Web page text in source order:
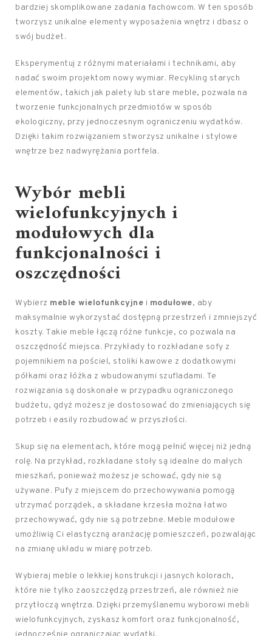
bardziej skomplikowane zadania fachowcom. W ten sposób
tworzysz unikalne elementy wyposażenia wnętrz i dbasz o
swój budżet.
Eksperymentuj z różnymi materiałami i technikami, aby
nadać swoim projektom nowy wymiar. Recykling starych
elementów, takich jak palety lub stare meble, pozwala na
tworzenie funkcjonalnych przedmiotów w sposób
ekologiczny, przy jednoczesnym ograniczeniu wydatków.
Dzięki takim rozwiązaniem stworzysz unikalne i stylowe
wnętrze bez nadwyrężania portfela.
Wybór mebli
wielofunkcyjnych i
modułowych dla
funkcjonalności i
oszczędności
Wybierz meble wielofunkcyjne i modułowe, aby
maksymalnie wykorzystać dostępną przestrzeń i zmniejszyć
koszty. Takie meble łączą różne funkcje, co pozwala na
oszczędność miejsca. Przykłady to rozkładane sofy z
pojemnikiem na pościel, stoliki kawowe z dodatkowymi
półkami oraz łóżka z wbudowanymi szufladami. Te
rozwiązania są doskonałe w przypadku ograniczonego
budżetu, gdyż możesz je dostosować do zmieniających się
potrzeb i easily rozbudować w przyszłości.
Skup się na elementach, które mogą pełnić więcej niż jedną
rolę. Na przykład, rozkładane stoły są idealne do małych
mieszkań, ponieważ możesz je schować, gdy nie są
używane. Pufy z miejscem do przechowywania pomogą
utrzymać porządek, a składane krzesła można łatwo
przechowywać, gdy nie są potrzebne. Meble modułowe
umożliwią Ci elastyczną aranżację pomieszczeń, pozwalając
na zmianę układu w miarę potrzeb.
Wybieraj meble o lekkiej konstrukcji i jasnych kolorach,
które nie tylko zaoszczędzą przestrzeń, ale również nie
przytłoczą wnętrza. Dzięki przemyślanemu wyborowi mebli
wielofunkcyjnych, zyskasz komfort oraz funkcjonalność,